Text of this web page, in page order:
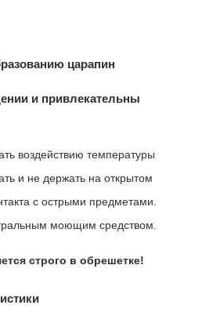
царапин
и привлекательны
воздействию температуры
и не держать на открытом
с острыми предметами.
моющим средством.
строго в обрешетке!